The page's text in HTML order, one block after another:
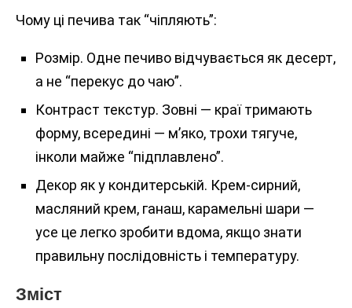
Чому ці печива так “чіпляють”:
Розмір. Одне печиво відчувається як десерт,
а не “перекус до чаю”.
Контраст текстур. Зовні — краї тримають
форму, всередині — м’яко, трохи тягуче,
інколи майже “підплавлено”.
Декор як у кондитерській. Крем-сирний,
масляний крем, ганаш, карамельні шари —
усе це легко зробити вдома, якщо знати
правильну послідовність і температуру.
Зміст